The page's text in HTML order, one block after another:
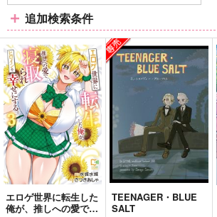
追加検索条件
エロゲ世界に転生した
俺が、推しへの愛で寝
TEENAGER・BLUE
SALT